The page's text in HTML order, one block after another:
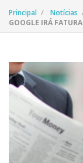
Principal Notícias
GOOGLE IRÁ